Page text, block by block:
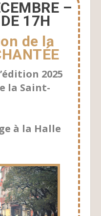
–
17H
de la
2025
la Saint-
à la Halle